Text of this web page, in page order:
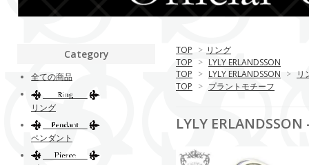
TOP > リング
TOP > LYLY ERLANDSSON
TOP > LYLY ERLANDSSON > リ
TOP > プラントモチーフ
LYLY
Category
全ての商品
リング
ペンダント